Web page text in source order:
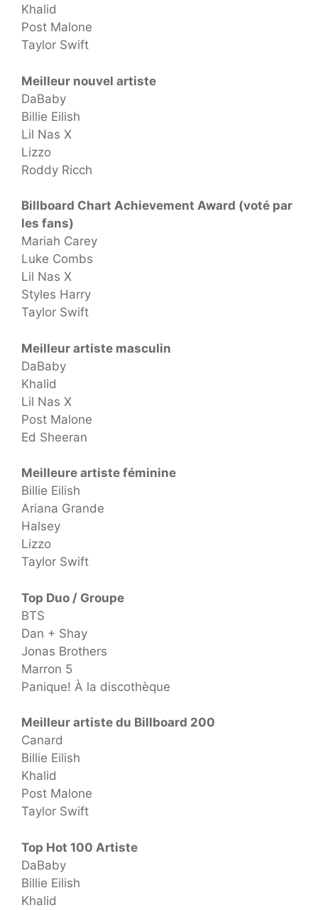
Khalid
Post Malone
Taylor Swift
Meilleur nouvel artiste
DaBaby
Billie Eilish
Lil Nas X
Lizzo
Roddy Ricch
Billboard Chart Achievement Award (voté par
les fans)
Mariah Carey
Luke Combs
Lil Nas X
Styles Harry
Taylor Swift
Meilleur artiste masculin
DaBaby
Khalid
Lil Nas X
Post Malone
Ed Sheeran
Meilleure artiste féminine
Billie Eilish
Ariana Grande
Halsey
Lizzo
Taylor Swift
Top Duo / Groupe
BTS
Dan + Shay
Jonas Brothers
Marron 5
Panique! À la discothèque
Meilleur artiste du Billboard 200
Canard
Billie Eilish
Khalid
Post Malone
Taylor Swift
Top Hot 100 Artiste
DaBaby
Billie Eilish
Khalid